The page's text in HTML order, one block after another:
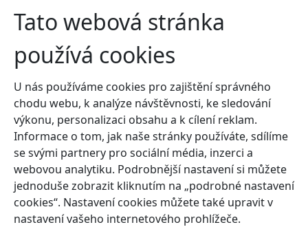
Tato webová stránka
používá cookies
U nás používáme cookies pro zajištění správného
chodu webu, k analýze návštěvnosti, ke sledování
výkonu, personalizaci obsahu a k cílení reklam.
Informace o tom, jak naše stránky používáte, sdílíme
se svými partnery pro sociální média, inzerci a
webovou analytiku. Podrobnější nastavení si můžete
jednoduše zobrazit kliknutím na „podrobné nastavení
cookies“. Nastavení cookies můžete také upravit v
nastavení vašeho internetového prohlížeče.